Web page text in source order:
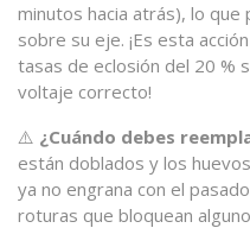
minutos hacia atrás), lo
sobre su eje. ¡Es esta
tasas de eclosión del 20 %
voltaje correcto!
⚠️ ¿Cuándo debes
están doblados y los
ya no engrana con el
roturas que bloquean